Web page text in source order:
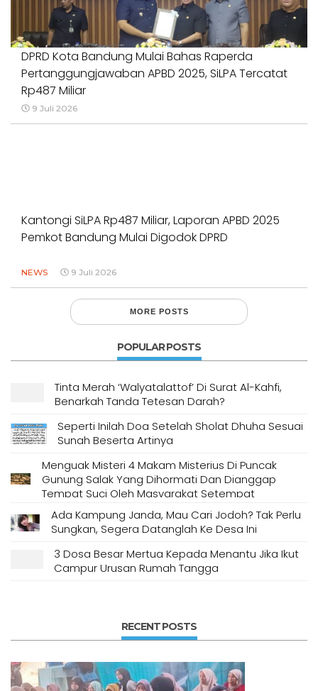
DPRD Kota Bandung Mulai Bahas Raperda
Pertanggungjawaban APBD 2025, SiLPA Tercatat
Rp487 Miliar
9 Juli 2026
Kantongi SiLPA Rp487 Miliar, Laporan APBD 2025
Pemkot Bandung Mulai Digodok DPRD
NEWS 9 Juli 2026
MORE POSTS
POPULAR POSTS
Tinta Merah ‘Walyatalattof’ Di Surat Al-Kahfi,
Benarkah Tanda Tetesan Darah?
Seperti Inilah Doa Setelah Sholat Dhuha Sesuai
Sunah Beserta Artinya
Menguak Misteri 4 Makam Misterius Di Puncak
Gunung Salak Yang Dihormati Dan Dianggap
Tempat Suci Oleh Masyarakat Setempat
Ada Kampung Janda, Mau Cari Jodoh? Tak Perlu
Sungkan, Segera Datanglah Ke Desa Ini
3 Dosa Besar Mertua Kepada Menantu Jika Ikut
Campur Urusan Rumah Tangga
RECENT POSTS